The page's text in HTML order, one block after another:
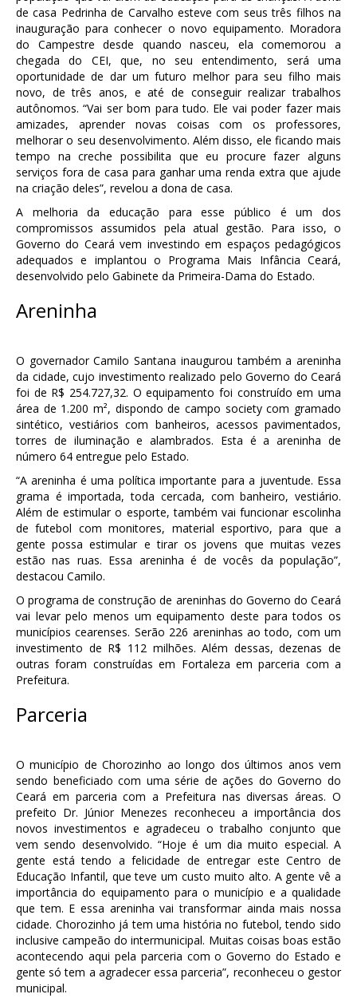
de casa Pedrinha de Carvalho esteve com seus três filhos na
inauguração para conhecer o novo equipamento. Moradora
do Campestre desde quando nasceu, ela comemorou a
chegada do CEI, que, no seu entendimento, será uma
oportunidade de dar um futuro melhor para seu filho mais
novo, de três anos, e até de conseguir realizar trabalhos
autônomos. “Vai ser bom para tudo. Ele vai poder fazer mais
amizades, aprender novas coisas com os professores,
melhorar o seu desenvolvimento. Além disso, ele ficando mais
tempo na creche possibilita que eu procure fazer alguns
serviços fora de casa para ganhar uma renda extra que ajude
na criação deles”, revelou a dona de casa.
A melhoria da educação para esse público é um dos
compromissos assumidos pela atual gestão. Para isso, o
Governo do Ceará vem investindo em espaços pedagógicos
adequados e implantou o Programa Mais Infância Ceará,
desenvolvido pelo Gabinete da Primeira-Dama do Estado.
Areninha
O governador Camilo Santana inaugurou também a areninha
da cidade, cujo investimento realizado pelo Governo do Ceará
foi de R$ 254.727,32. O equipamento foi construído em uma
área de 1.200 m², dispondo de campo society com gramado
sintético, vestiários com banheiros, acessos pavimentados,
torres de iluminação e alambrados. Esta é a areninha de
número 64 entregue pelo Estado.
“A areninha é uma política importante para a juventude. Essa
grama é importada, toda cercada, com banheiro, vestiário.
Além de estimular o esporte, também vai funcionar escolinha
de futebol com monitores, material esportivo, para que a
gente possa estimular e tirar os jovens que muitas vezes
estão nas ruas. Essa areninha é de vocês da população”,
destacou Camilo.
O programa de construção de areninhas do Governo do Ceará
vai levar pelo menos um equipamento deste para todos os
municípios cearenses. Serão 226 areninhas ao todo, com um
investimento de R$ 112 milhões. Além dessas, dezenas de
outras foram construídas em Fortaleza em parceria com a
Prefeitura.
Parceria
O município de Chorozinho ao longo dos últimos anos vem
sendo beneficiado com uma série de ações do Governo do
Ceará em parceria com a Prefeitura nas diversas áreas. O
prefeito Dr. Júnior Menezes reconheceu a importância dos
novos investimentos e agradeceu o trabalho conjunto que
vem sendo desenvolvido. “Hoje é um dia muito especial. A
gente está tendo a felicidade de entregar este Centro de
Educação Infantil, que teve um custo muito alto. A gente vê a
importância do equipamento para o município e a qualidade
que tem. E essa areninha vai transformar ainda mais nossa
cidade. Chorozinho já tem uma história no futebol, tendo sido
inclusive campeão do intermunicipal. Muitas coisas boas estão
acontecendo aqui pela parceria com o Governo do Estado e
gente só tem a agradecer essa parceria”, reconheceu o gestor
municipal.